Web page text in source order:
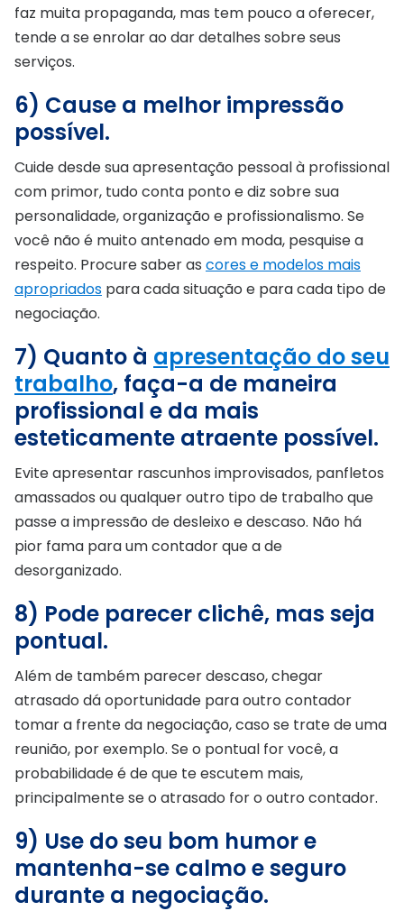
faz muita propaganda, mas tem pouco a oferecer,
tende a se enrolar ao dar detalhes sobre seus
serviços.
6) Cause a melhor impressão
possível.
Cuide desde sua apresentação pessoal à profissional
com primor, tudo conta ponto e diz sobre sua
personalidade, organização e profissionalismo. Se
você não é muito antenado em moda, pesquise a
respeito. Procure saber as cores e modelos mais
apropriados para cada situação e para cada tipo de
negociação.
7) Quanto à apresentação do seu
trabalho, faça-a de maneira
profissional e da mais
esteticamente atraente possível.
Evite apresentar rascunhos improvisados, panfletos
amassados ou qualquer outro tipo de trabalho que
passe a impressão de desleixo e descaso. Não há
pior fama para um contador que a de
desorganizado.
8) Pode parecer clichê, mas seja
pontual.
Além de também parecer descaso, chegar
atrasado dá oportunidade para outro contador
tomar a frente da negociação, caso se trate de uma
reunião, por exemplo. Se o pontual for você, a
probabilidade é de que te escutem mais,
principalmente se o atrasado for o outro contador.
9) Use do seu bom humor e
mantenha-se calmo e seguro
durante a negociação.